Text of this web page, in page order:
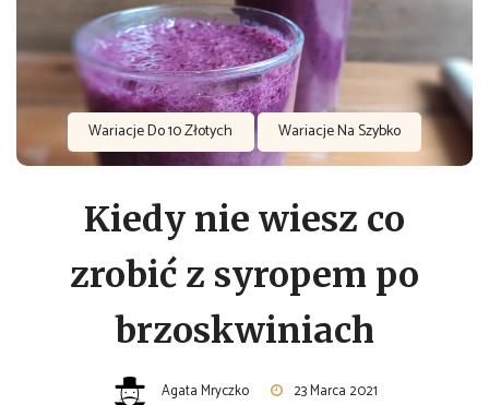
Wariacje Do 10 Złotych Wariacje Na Szybko
Kiedy nie wiesz co
zrobić z syropem po
brzoskwiniach
Agata Mryczko 23 Marca 2021